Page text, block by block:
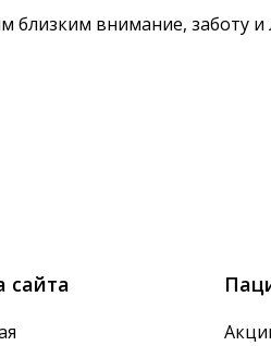
близким внимание,
сайта